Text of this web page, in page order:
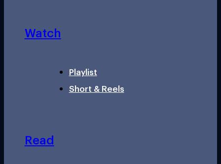
Watch
Playlist
Short & Reels
Read